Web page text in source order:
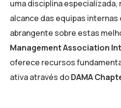
uma disciplina
alcance das equipas internas
abrangente sobre estas
Management Association
oferece recursos
ativa através doDAMA